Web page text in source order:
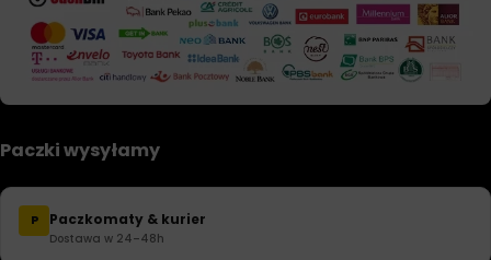
Paczki wysyłamy
P Paczkomaty & kurier
Dostawa w 24–48h